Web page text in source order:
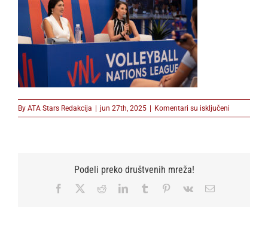
By ATA Stars Redakcija | jun 27th, 2025 | Komentari su isključeni
Volleyball
Podeli preko društvenih mreža!
Facebook RedditLinkedInTumblr Pinterest
Vk Email